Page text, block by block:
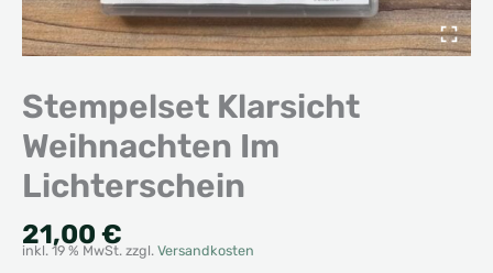
Stempelset Klarsicht
Weihnachten Im
Lichterschein
21,00 €
inkl. 19 % MwSt. zzgl. Versandkosten